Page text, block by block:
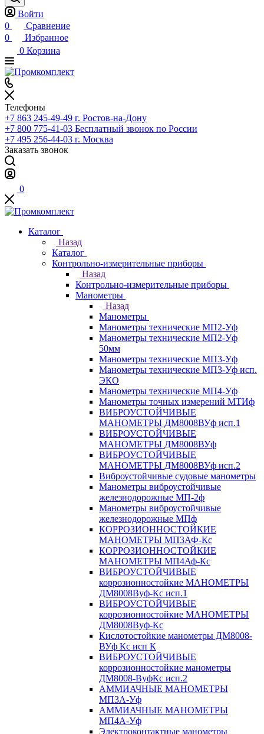
Войти
0
Сравнение
0
Избранное
0 Корзина
Телефоны
+7 863 245-49-49 г. Ростов-на-Дону
+7 800 775-41-03 Бесплатный звонок по России
+7 495 256-44-03 г. Москва
Заказать звонок
0
Каталог
Назад
Каталог
Контрольно-измерительные приборы
Назад
Контрольно-измерительные приборы
Манометры
Назад
Манометры
Манометры технические МП2-Уф
Манометры технические МП2-Уф
50мм
Манометры технические МП3-Уф
Манометры технические МП3-Уф исп.
ЭКО
Манометры технические МП4-Уф
Манометры точных измерений МТИф
ВИБРОУСТОЙЧИВЫЕ
МАНОМЕТРЫ ДМ8008ВУф исп.1
ВИБРОУСТОЙЧИВЫЕ
МАНОМЕТРЫ ДМ8008ВУф
ВИБРОУСТОЙЧИВЫЕ
МАНОМЕТРЫ ДМ8008ВУф исп.2
Виброустойчивые судовые манометры
Манометры виброустойчивые
железнодорожные МП-2ф
Манометры виброустойчивые
железнодорожные МПф
КОРРОЗИОННОСТОЙКИЕ
МАНОМЕТРЫ МП3АФ-Кс
КОРРОЗИОННОСТОЙКИЕ
МАНОМЕТРЫ МП4Аф-Кс
ВИБРОУСТОЙЧИВЫЕ
коррозионностойкие МАНОМЕТРЫ
ДМ8008Вуф-Кс исп.1
ВИБРОУСТОЙЧИВЫЕ
коррозионностойкие МАНОМЕТРЫ
ДМ8008Вуф-Кс
Кислотостойкие манометры ДМ8008-
ВУф Кс исп К
ВИБРОУСТОЙЧИВЫЕ
коррозионностойкие манометры
ДМ8008-ВуфКс исп.2
АММИАЧНЫЕ МАНОМЕТРЫ
МП3А-Уф
АММИАЧНЫЕ МАНОМЕТРЫ
МП4А-Уф
Электроконтактные манометры